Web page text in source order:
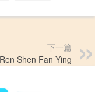
下一篇
Shen Fan Ying